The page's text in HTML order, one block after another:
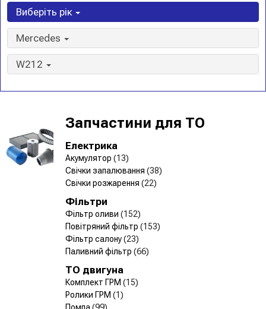
Виберіть рік
Mercedes
W212
Запчастини для ТО
Електрика
Акумулятор (13)
Свічки запалювання (38)
Свічки розжарення (22)
Фільтри
Фільтр оливи (152)
Повітряний фільтр (153)
Фільтр салону(23)
Паливний фільтр (66)
ТО двигуна
Комплект ГРМ (15)
Ролики ГРМ (1)